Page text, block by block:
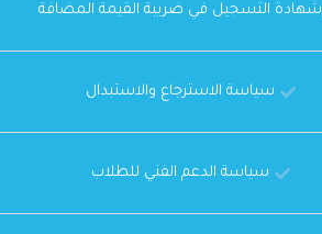
ِشهادة التسجيل في ضريبة القيمة المضافة
سياسة الاسترجاع والاستبدال
سياسة الدعم الفني للطلاب